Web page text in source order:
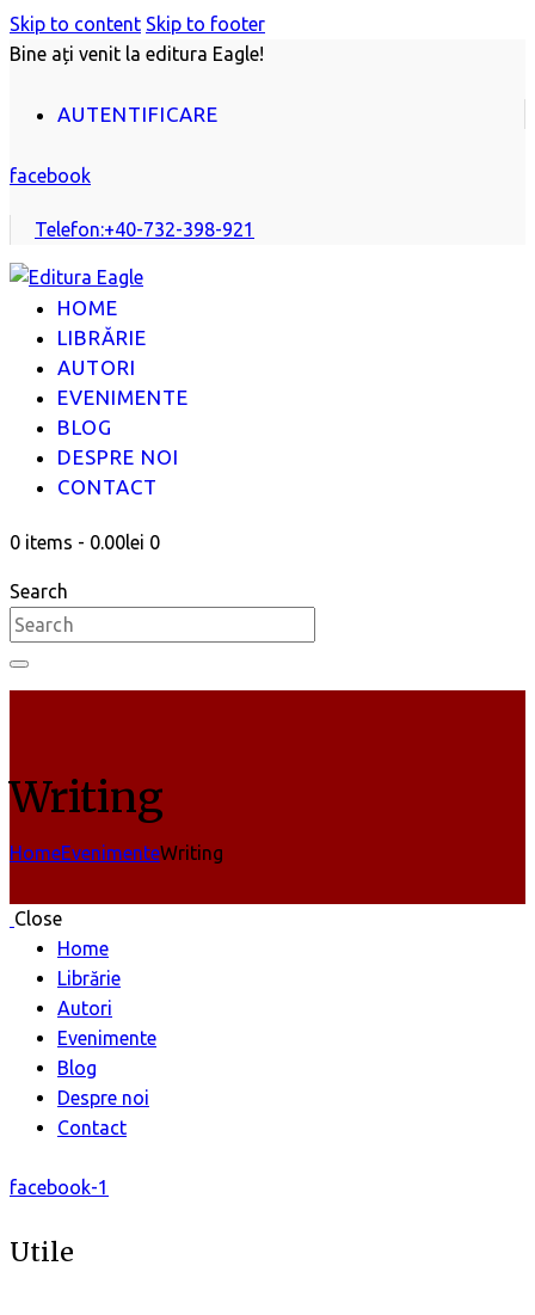
Skip to content Skip to footer
Bine ați venit la editura Eagle!
AUTENTIFICARE
facebook
Telefon:+40-732-398-921
HOME
LIBRĂRIE
AUTORI
EVENIMENTE
BLOG
DESPRE NOI
CONTACT
0 items - 0.00lei 0
Search
Writing
HomeEvenimenteWriting
Close
Home
Librărie
Autori
Evenimente
Blog
Despre noi
Contact
facebook-1
Utile